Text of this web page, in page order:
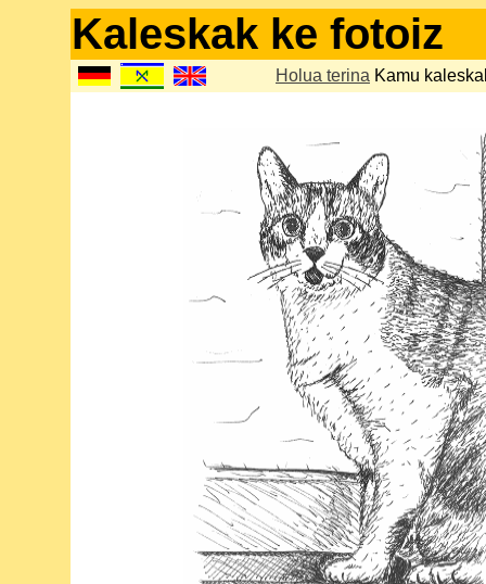
Kaleskak ke fotoiz
Holua terina Kamu